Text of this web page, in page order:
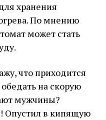
хранения
По мнению
может стать
что приходится
на скорую
мужчины?
Опустил в кипящую